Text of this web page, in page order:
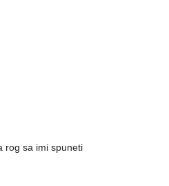
rog sa imi spuneti